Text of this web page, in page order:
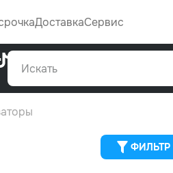
ДоставкаСервис
ФИЛЬТР